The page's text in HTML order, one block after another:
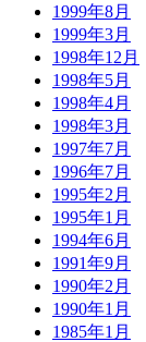
1999年8月
1999年3月
1998年12月
1998年5月
1998年4月
1998年3月
1997年7月
1996年7月
1995年2月
1995年1月
1994年6月
1991年9月
1990年2月
1990年1月
1985年1月